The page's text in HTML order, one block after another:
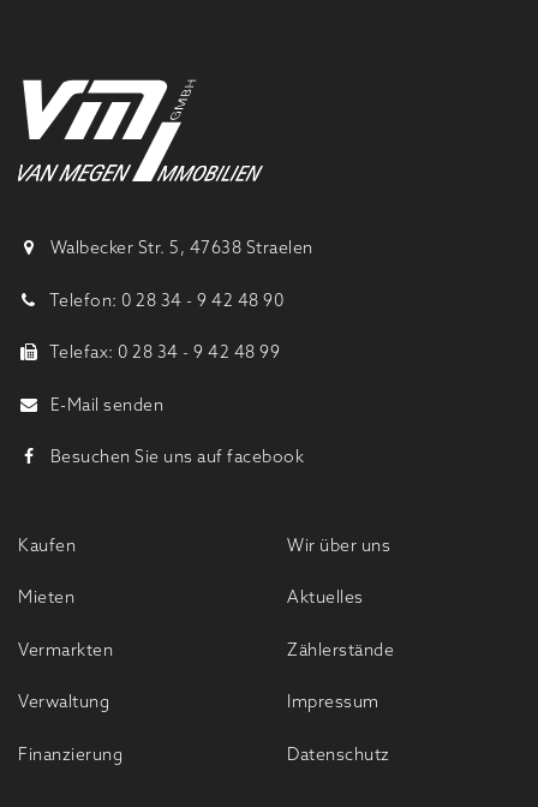
Walbecker Str. 5, 47638 Straelen
Telefon: 0 28 34 - 9 42 48 90
Telefax: 0 28 34 - 9 42 48 99
E-Mail senden
Besuchen Sie uns auf facebook
Kaufen
Mieten
Vermarkten
Verwaltung
Finanzierung
Wir über uns
Aktuelles
Zählerstände
Impressum
Datenschutz